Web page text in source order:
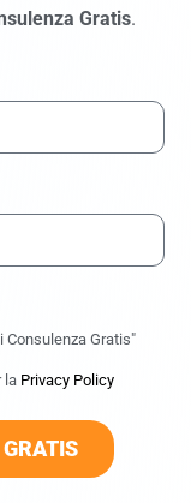
Gratis.
Consulenza Gratis"
la Privacy Policy